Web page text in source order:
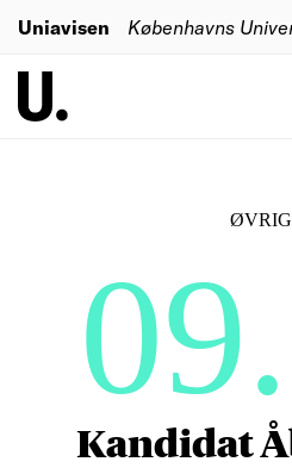
Uniavisen Københavns
Kandidat